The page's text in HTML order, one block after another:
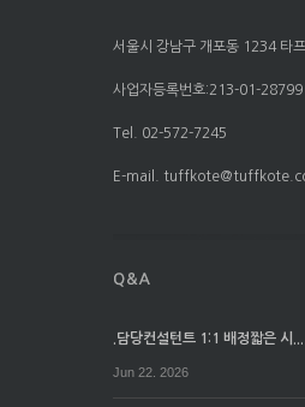
서울시 강남구 개포동 1234 타
사업자등록번호:213-01-28799
Tel. 02-572-7245
E-mail.
.담당컨설턴트 1:1 배정짧은 시...
Jun 22. 2026